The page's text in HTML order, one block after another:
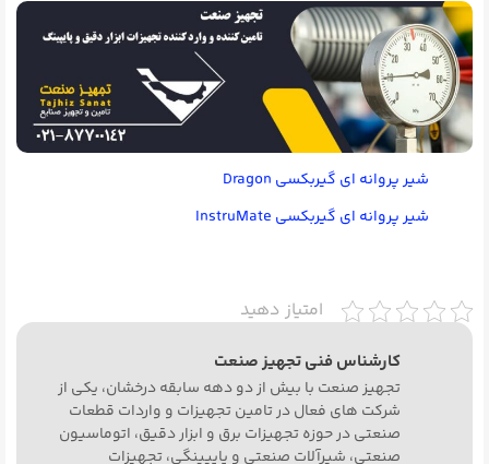
شیر پروانه‌ ای گیربکسی Dragon
شیر پروانه‌ ای گیربکسی InstruMate
امتیاز دهید
کارشناس فنی تجهیز صنعت
تجهیز صنعت با بیش از دو دهه سابقه درخشان، یکی از
شرکت های فعال در تامین تجهیزات و واردات قطعات
صنعتی در حوزه تجهیزات برق و ابزار دقیق، اتوماسیون
صنعتی، شیرآلات صنعتی و پایپینگی، تجهیزات